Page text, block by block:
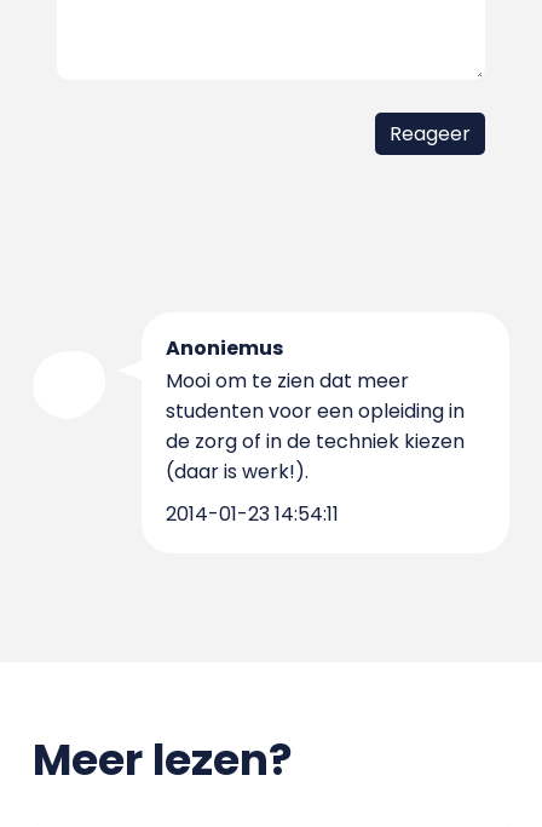
Anoniemus
Mooi om te zien dat meer
studenten voor een opleiding in
de zorg of in de techniek kiezen
(daar is werk!).
2014-01-23 14:54:11
Meer lezen?